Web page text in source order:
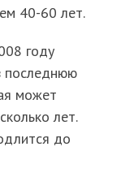
40-60 лет.
году
последнюю
может
лет.
до